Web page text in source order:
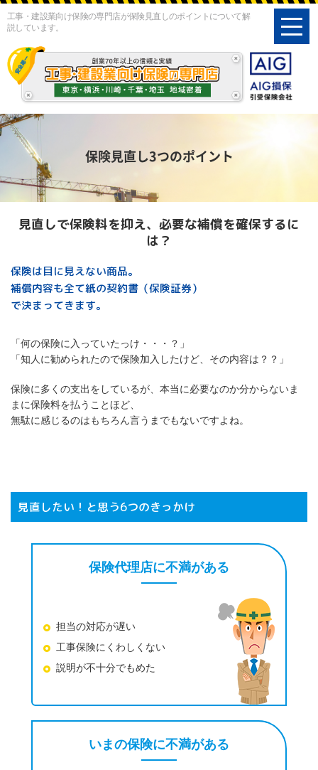
toggle
工事・建設業向け保険の専門店が保険見直しのポイントについて解
説しています。
保険見直し3つのポイント
見直しで保険料を抑え、必要な補償を確保するに
は？
保険は目に見えない商品。
補償内容も全て紙の契約書（保険証券）
で決まってきます。
「何の保険に入っていたっけ・・・？」
「知人に勧められたので保険加入したけど、その内容は？？」
保険に多くの支出をしているが、本当に必要なのか分からないま
まに保険料を払うことほど、
無駄に感じるのはもちろん言うまでもないですよね。
見直したい！と思う6つのきっかけ
保険代理店に不満がある
担当の対応が遅い
工事保険にくわしくない
説明が不十分でもめた
いまの保険に不満がある